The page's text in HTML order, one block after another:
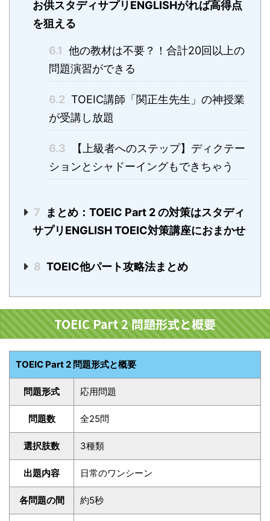
お供スタディサプリENGLISHがれば高得点
を狙える
6.1 他の教材は不要？！合計20回以上の
問題演習ができる
6.2 TOEIC講師「関正生先生」の神授業
が受講し放題
6.3
【上級者へのステップ】ディクテー
ションとシャドーイングもできちゃう
7
まとめ：TOEIC Part 2 の対策はスタディ
サプリENGLISH TOEIC対策講座におまかせ
8 TOEIC他パート攻略法まとめ
TOEIC Part 2 問題形式と概要
TOEIC Part 2 問題形式と概要
問題形式 応用問題
問題数 全25問
選択肢数 3種類
出題内容 日常のワンシーン
各問題の間 約5秒